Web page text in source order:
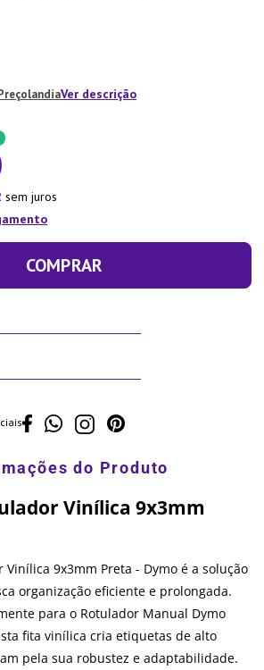
Ver descrição
sem juros
COMPRAR
Vinílica 9x3mm
Vinílica 9x3mm Preta - Dymo é a solução
organização eficiente e prolongada.
para o Rotulador Manual Dymo
fita vinílica cria etiquetas de alto
pela sua robustez e adaptabilidade.